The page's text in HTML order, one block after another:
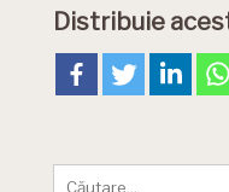
Distribuie